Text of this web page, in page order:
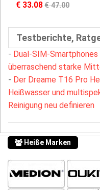
€ 33.08€ 47.00
Testberichte,
- Dual-SIM-
überraschend starke
- Der Dreame T16 Pro
Heißwasser und
Reinigung neu definieren
Heiße Marken